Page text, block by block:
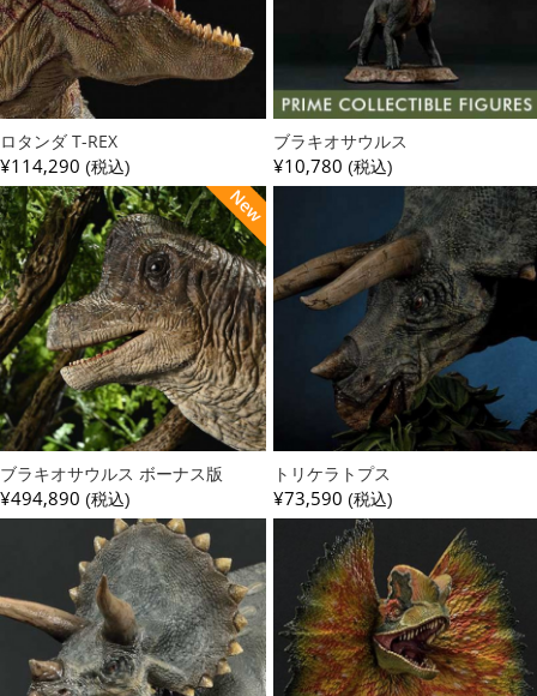
ロタンダ T-REX
¥114,290 (税込)
ブラキオサウルス
¥10,780 (税込)
ブラキオサウルス ボーナス版
¥494,890 (税込)
トリケラトプス
¥73,590 (税込)